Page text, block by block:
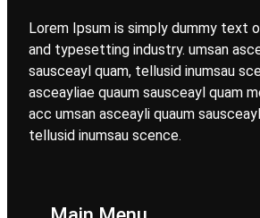
Lorem Ipsum is simply dummy text
and typesetting industry. umsan
sausceayl quam, tellusid inumsau
asceayliae quaum sausceayl quam
acc umsan asceayli quaum
tellusid inumsau scence.